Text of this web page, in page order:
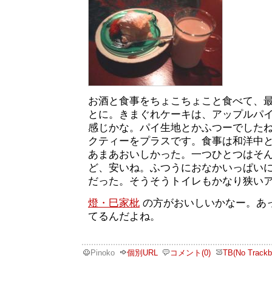
お酒と食事をちょこちょこと食べて、
とに。きまぐれケーキは、アップルパ
感じかな。パイ生地とかふつーでした
クティーをプラスです。食事は和洋中
あまあおいしかった。一つひとつはそ
ど、安いね。ふつうにおなかいっぱい
だった。そうそうトイレもかなり狭い
燈・巳家枇 の方がおいしいかなー。あ
てるんだよね。
Pinoko 個別URL コメント(0) TB(No